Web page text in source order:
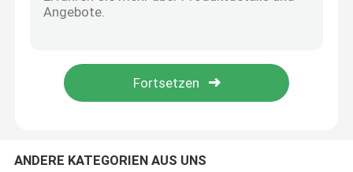
Akustik aus Polyesterfaser
ANDERE KATEGORIEN AUS UNS